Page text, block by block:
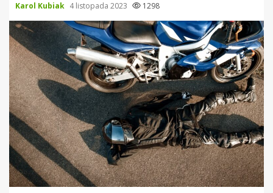
Karol Kubiak 4 listopada 2023 1298